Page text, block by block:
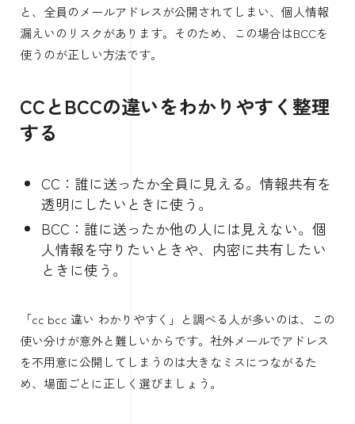
と、全員のメールアドレスが公開されてしまい、個人情報
漏えいのリスクがあります。そのため、この場合はBCCを
使うのが正しい方法です。
CCとBCCの違いをわかりやすく整理
する
CC：誰に送ったか全員に見える。情報共有を
透明にしたいときに使う。
BCC：誰に送ったか他の人には見えない。個
人情報を守りたいときや、内密に共有したい
ときに使う。
「cc bcc 違い わかりやすく」と調べる人が多いのは、この
使い分けが意外と難しいからです。社外メールでアドレス
を不用意に公開してしまうのは大きなミスにつながるた
め、場面ごとに正しく選びましょう。